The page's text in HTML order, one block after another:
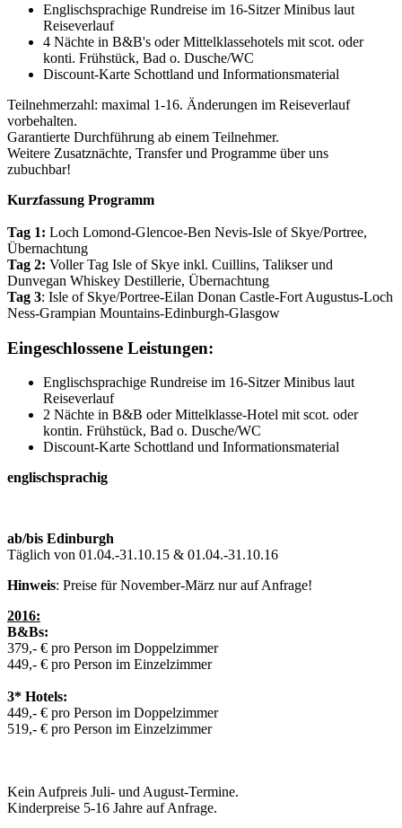
Englischsprachige Rundreise im 16-Sitzer Minibus laut
Reiseverlauf
4 Nächte in B&B's oder Mittelklassehotels mit scot. oder
konti. Frühstück, Bad o. Dusche/WC
Discount-Karte Schottland und Informationsmaterial
Teilnehmerzahl: maximal 1-16. Änderungen im Reiseverlauf
vorbehalten.
Garantierte Durchführung ab einem Teilnehmer.
Weitere Zusatznächte, Transfer und Programme über uns
zubuchbar!
Kurzfassung Programm
Tag 1: Loch Lomond-Glencoe-Ben Nevis-Isle of Skye/Portree,
Übernachtung
Tag 2: Voller Tag Isle of Skye inkl. Cuillins, Talikser und
Dunvegan Whiskey Destillerie, Übernachtung
Tag 3: Isle of Skye/Portree-Eilan Donan Castle-Fort Augustus-Loch
Ness-Grampian Mountains-Edinburgh-Glasgow
Eingeschlossene Leistungen:
Englischsprachige Rundreise im 16-Sitzer Minibus laut
Reiseverlauf
2 Nächte in B&B oder Mittelklasse-Hotel mit scot. oder
kontin. Frühstück, Bad o. Dusche/WC
Discount-Karte Schottland und Informationsmaterial
englischsprachig
ab/bis Edinburgh
Täglich von 01.04.-31.10.15 & 01.04.-31.10.16
Hinweis: Preise für November-März nur auf Anfrage!
2016:
B&Bs:
379,- € pro Person im Doppelzimmer
449,- € pro Person im Einzelzimmer
3* Hotels:
449,- € pro Person im Doppelzimmer
519,- € pro Person im Einzelzimmer
Kein Aufpreis Juli- und August-Termine.
Kinderpreise 5-16 Jahre auf Anfrage.